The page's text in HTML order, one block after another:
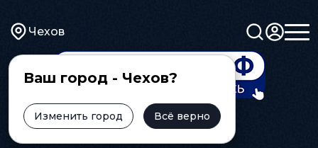
Чехов
Ваш город - Чехов?
Изменить город Всё верно
Главная Афиша Детям